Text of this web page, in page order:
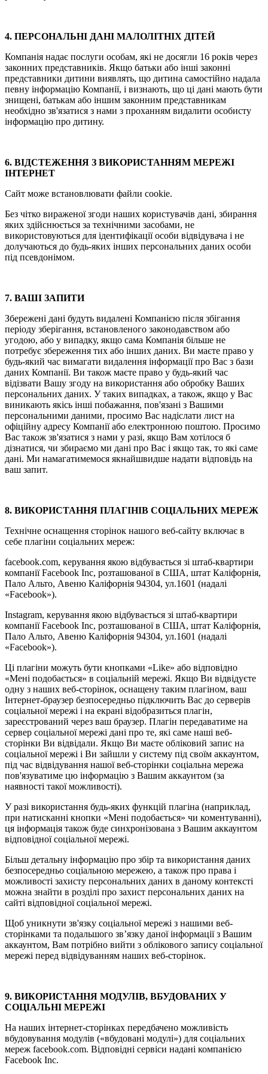
4. ПЕРСОНАЛЬНІ ДАНІ МАЛОЛІТНІХ ДІТЕЙ
Компанія надає послуги особам, які не досягли 16 років через
законних представників. Якщо батьки або інші законні
представники дитини виявлять, що дитина самостійно надала
певну інформацію Компанії, і визнають, що ці дані мають бути
знищені, батькам або іншим законним представникам
необхідно зв'язатися з нами з проханням видалити особисту
інформацію про дитину.
6. ВІДСТЕЖЕННЯ З ВИКОРИСТАННЯМ МЕРЕЖІ
ІНТЕРНЕТ
Сайт може встановлювати файли cookie.
Без чітко вираженої згоди наших користувачів дані, збирання
яких здійснюється за технічними засобами, не
використовуються для ідентифікації особи відвідувача і не
долучаються до будь-яких інших персональних даних особи
під псевдонімом.
7. ВАШІ ЗАПИТИ
Збережені дані будуть видалені Компанією після збігання
періоду зберігання, встановленого законодавством або
угодою, або у випадку, якщо сама Компанія більше не
потребує збереження тих або інших даних. Ви маєте право у
будь-який час вимагати видалення інформації про Вас з бази
даних Компанії. Ви також маєте право у будь-який час
відізвати Вашу згоду на використання або обробку Ваших
персональних даних. У таких випадках, а також, якщо у Вас
виникають якісь інші побажання, пов'язані з Вашими
персональними даними, просимо Вас надіслати лист на
офіційну адресу Компанії або електронною поштою. Просимо
Вас також зв'язатися з нами у разі, якщо Вам хотілося б
дізнатися, чи збираємо ми дані про Вас і якщо так, то які саме
дані. Ми намагатимемося якнайшвидше надати відповідь на
ваш запит.
8. ВИКОРИСТАННЯ ПЛАГІНІВ СОЦІАЛЬНИХ МЕРЕЖ
Технічне оснащення сторінок нашого веб-сайту включає в
себе плагіни соціальних мереж:
facebook.com, керування якою відбувається зі штаб-квартири
компанії Facebook Inc, розташованої в США, штат Каліфорнія,
Пало Альто, Авеню Каліфорнія 94304, ул.1601 (надалі
«Facebook»).
Instagram, керування якою відбувається зі штаб-квартири
компанії Facebook Inc, розташованої в США, штат Каліфорнія,
Пало Альто, Авеню Каліфорнія 94304, ул.1601 (надалі
«Facebook»).
Ці плагіни можуть бути кнопками «Like» або відповідно
«Мені подобається» в соціальній мережі. Якщо Ви відвідуєте
одну з наших веб-сторінок, оснащену таким плагіном, ваш
Інтернет-браузер безпосередньо підключить Вас до серверів
соціальної мережі і на екрані відобразиться плагін,
зареєстрований через ваш браузер. Плагін передаватиме на
сервер соціальної мережі дані про те, які саме наші веб-
сторінки Ви відвідали. Якщо Ви маєте обліковий запис на
соціальної мережі і Ви зайшли у систему під своїм аккаунтом,
під час відвідування нашої веб-сторінки соціальна мережа
пов'язуватиме цю інформацію з Вашим аккаунтом (за
наявності такої можливості).
У разі використання будь-яких функцій плагіна (наприклад,
при натисканні кнопки «Мені подобається» чи коментуванні),
ця інформація також буде синхронізована з Вашим аккаунтом
відповідної соціальної мережі.
Більш детальну інформацію про збір та використання даних
безпосередньо соціальною мережею, а також про права і
можливості захисту персональних даних в даному контексті
можна знайти в розділі про захист персональних даних на
сайті відповідної соціальної мережі.
Щоб уникнути зв'язку соціальної мережі з нашими веб-
сторінками та подальшого зв’язку даної інформації з Вашим
аккаунтом, Вам потрібно вийти з облікового запису соціальної
мережі перед відвідуванням наших веб-сторінок.
9. ВИКОРИСТАННЯ МОДУЛІВ, ВБУДОВАНИХ У
СОЦІАЛЬНІ МЕРЕЖІ
На наших інтернет-сторінках передбачено можливість
вбудовування модулів («вбудовані модулі») для соціальних
мереж facebook.com. Відповідні сервіси надані компанією
Facebook Inc.